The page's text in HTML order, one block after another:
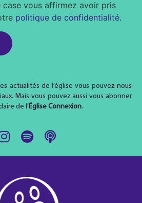
actualités de l’église vous pouvez nous
Mais vous pouvez aussi vous abonner
de l’Église Connexion.
case vous affirmez avoir pris
politique de confidentialité.